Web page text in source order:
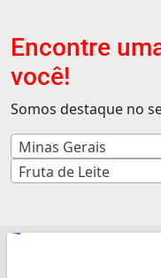
Encontre
você!
Somos destaque no
Minas Gerais
Fruta de Leite